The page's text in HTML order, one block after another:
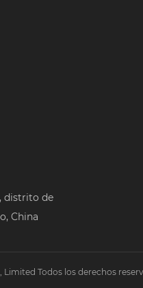
distrito de
China
Todos los derechos